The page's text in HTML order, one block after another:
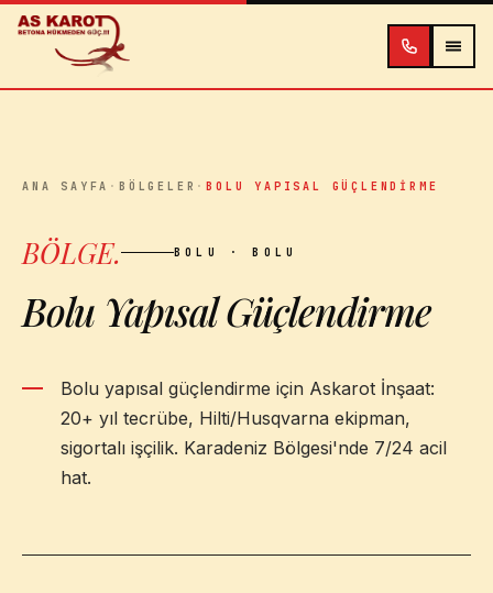
İçeriğe atla
ANA SAYFA ·BÖLGELER ·BOLU YAPISAL GÜÇLENDIRME
BÖLGE. BOLU · BOLU
Bolu Yapısal Güçlendirme
Bolu yapısal güçlendirme için Askarot İnşaat:
20+ yıl tecrübe, Hilti/Husqvarna ekipman,
sigortalı işçilik. Karadeniz Bölgesi'nde 7/24 acil
hat.